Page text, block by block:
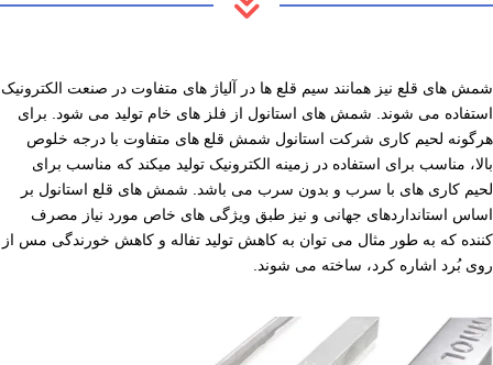
شمش های قلع نیز همانند سیم قلع ها در آلیاژ های متفاوت در صنعت الکترونیک
استفاده می شوند. شمش های استانول از فلز های خام تولید می شود. برای
هرگونه لحیم کاری شرکت استانول شمش قلع های متفاوت با درجه خلوص
بالا، مناسب برای استفاده در زمینه الکترونیک تولید میکند که مناسب برای
لحیم کاری های با سرب و بدون سرب می باشد. شمش های قلع استانول بر
اساس استانداردهای جهانی و نیز طبق ویژگی های خاص مورد نیاز مصرف
کننده که به طور مثال می توان به کاهش تولید تفاله و کاهش خورندگی مس از
روی بُرد اشاره کرد، ساخته می شوند.